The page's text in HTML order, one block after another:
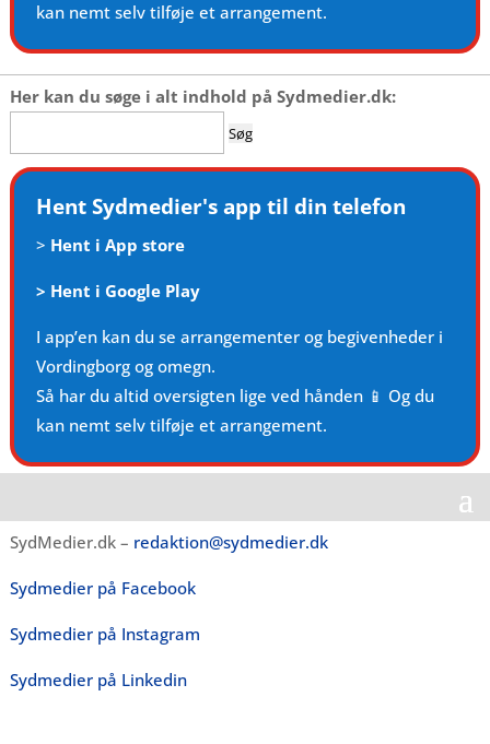
kan nemt selv tilføje et arrangement.
Her kan du søge i alt indhold på Sydmedier.dk:
efter:
Hent Sydmedier's app til din telefon
> Hent i App store
> Hent i Google Play
I app’en kan du se arrangementer og begivenheder i
Vordingborg og omegn.
Så har du altid oversigten lige ved hånden 📱 Og du
kan nemt selv tilføje et arrangement.
SydMedier.dk – redaktion@sydmedier.dk
Sydmedier på Facebook
Sydmedier på Instagram
Sydmedier på Linkedin